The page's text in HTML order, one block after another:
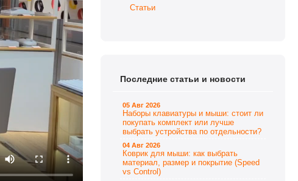
Статьи
Последние статьи и новости
05 Авг 2026
Наборы клавиатуры и мыши: стоит ли
покупать комплект или лучше
выбрать устройства по отдельности?
04 Авг 2026
Коврик для мыши: как выбрать
материал, размер и покрытие (Speed
vs Control)